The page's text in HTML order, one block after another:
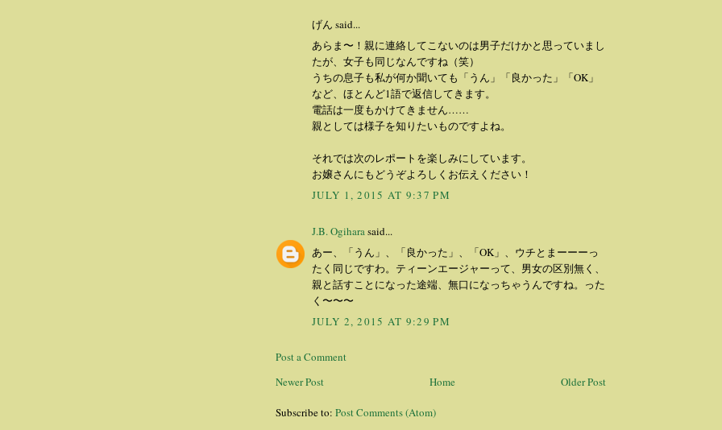
げん said...
あらま〜！親に連絡してこないのは男子だけかと思っていまし
たが、女子も同じなんですね（笑）
うちの息子も私が何か聞いても「うん」「良かった」「OK」
など、ほとんど1語で返信してきます。
電話は一度もかけてきません……
親としては様子を知りたいものですよね。
それでは次のレポートを楽しみにしています。
お嬢さんにもどうぞよろしくお伝えください！
JULY 1, 2015 AT 9:37 PM
J.B. Ogihara said...
あー、「うん」、「良かった」、「OK」、ウチとまーーーっ
たく同じですわ。ティーンエージャーって、男女の区別無く、
親と話すことになった途端、無口になっちゃうんですね。った
く〜〜〜
JULY 2, 2015 AT 9:29 PM
Post a Comment
Newer Post
Older Post
Home
Subscribe to: Post Comments (Atom)